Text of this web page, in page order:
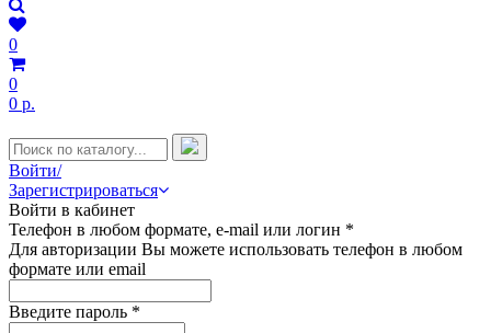
0
0
0 р.
Войти/
Зарегистрироваться
Войти в кабинет
Телефон в любом формате, e-mail или логин *
Для авторизации Вы можете использовать телефон в любом
формате или email
Введите пароль *